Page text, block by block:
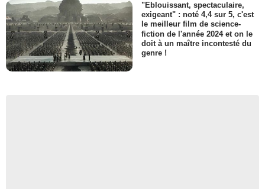
"Eblouissant, spectaculaire,
exigeant" : noté 4,4 sur 5, c'est
le meilleur film de science-
fiction de l'année 2024 et on le
doit à un maître incontesté du
genre !